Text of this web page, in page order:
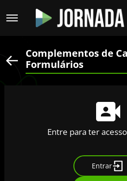
Complementos de
Formulários
Entre para ter
Entrar